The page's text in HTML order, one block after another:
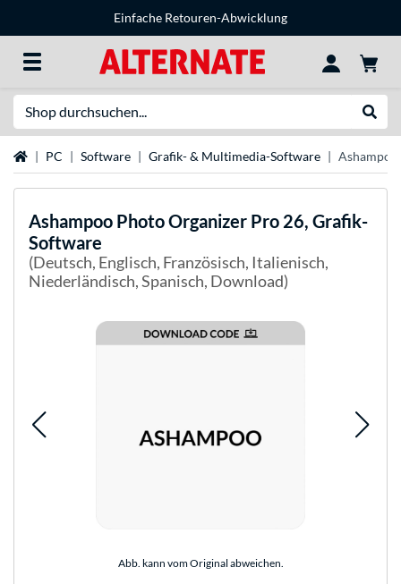
Einfache Retouren-Abwicklung
Startseite
PC Software Grafik- & Multimedia-Software
Ashampoo Photo Organizer Pro 26, Grafik-
Software
(Deutsch, Englisch, Französisch, Italienisch,
Niederländisch, Spanisch, Download)
Abb. kann vom Original abweichen.